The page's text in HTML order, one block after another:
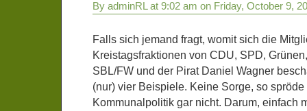
By adminRL at 9:02 am on Friday, October 9,
Falls sich jemand fragt, womit sich die
Kreistagsfraktionen von CDU, SPD,
SBL/FW und der Pirat Daniel Wagner
(nur) vier Beispiele. Keine Sorge, so
Kommunalpolitik gar nicht. Darum, einfach